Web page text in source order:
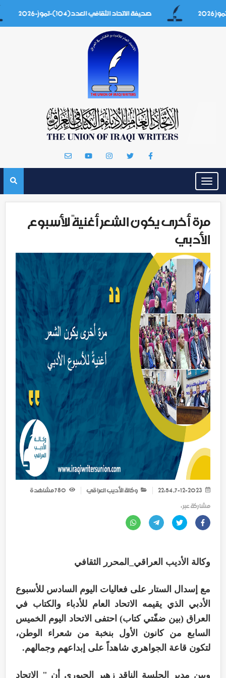
صحيفة الاتحاد الثقافي العدد(104)-تموز-2026
Toggle
navigation
مرة أخرى يكون الشعر أغنيةً للأسبوع
الأدبي
وكالة الأديب العراقي
مشاهدة
مشاركة عبر :
وكالة الأديب العراقي_المحرر الثقافي
مع إسدال الستار على فعاليات اليوم السادس للأسبوع
الأدبي الذي يقيمه الاتحاد العام للأدباء والكتاب في
العراق (بين ضفّتي كتاب) احتفى الاتحاد اليوم الخميس
السابع من كانون الأول بنخبة من شعراء الوطن،
لتكون قاعة الجواهري شاهداً على إبداعهم وجمالهم.
وبين مدير الجلسة الناقد زهير الجبوري أن " الاتحاد